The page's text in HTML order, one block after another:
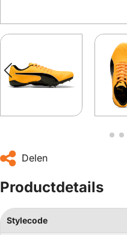
Delen
Productdetails
Stylecode